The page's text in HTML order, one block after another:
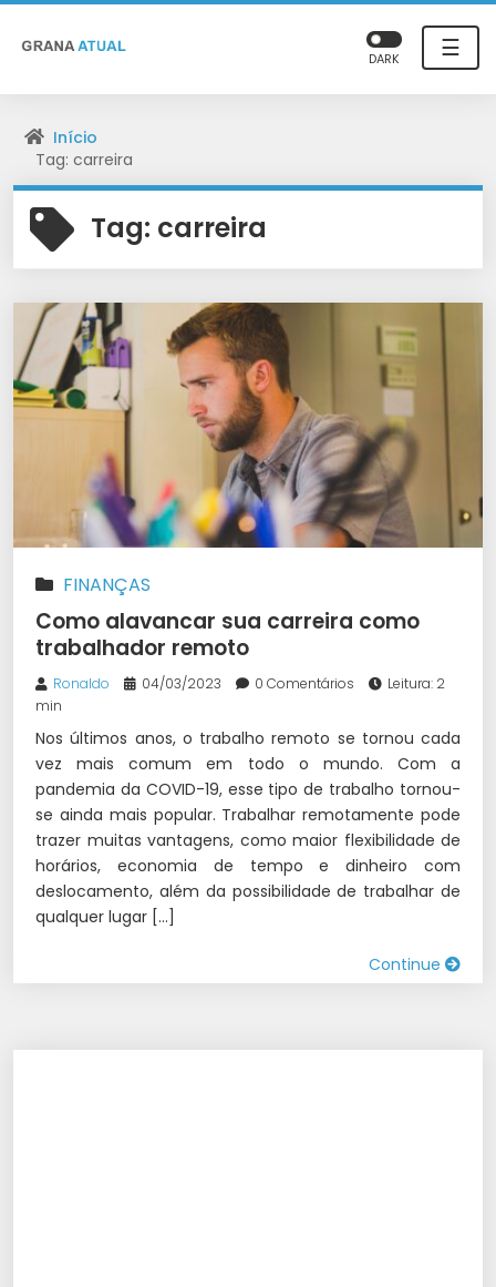
☰
DARK
Início
Tag: carreira
Tag: carreira
FINANÇAS
Como alavancar sua carreira como
trabalhador remoto
Ronaldo 04/03/2023 0 Comentários
Leitura: 2
min
Nos últimos anos, o trabalho remoto se tornou cada
vez mais comum em todo o mundo. Com a
pandemia da COVID-19, esse tipo de trabalho tornou-
se ainda mais popular. Trabalhar remotamente pode
trazer muitas vantagens, como maior flexibilidade de
horários, economia de tempo e dinheiro com
deslocamento, além da possibilidade de trabalhar de
qualquer lugar […]
Continue